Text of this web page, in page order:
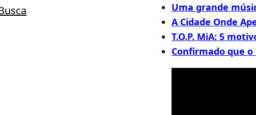
Uma grande
A Cidade Onde
T.O.P. MiA: 5
Confirmado que